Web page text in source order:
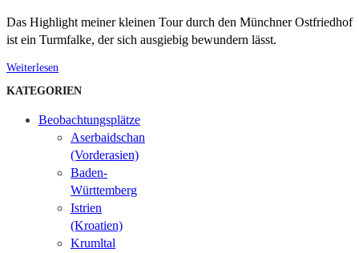
Das Highlight meiner kleinen Tour durch den Münchner Ostfriedhof
ist ein Turmfalke, der sich ausgiebig bewundern lässt.
Weiterlesen
KATEGORIEN
Beobachtungsplätze
Aserbaidschan
(Vorderasien)
Baden-
Württemberg
Istrien
(Kroatien)
Krumltal